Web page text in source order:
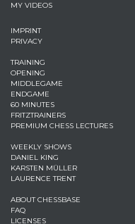
MY VIDEOS
IMPRINT
PRIVACY
TRAINING
OPENING
MIDDLEGAME
ENDGAME
60 MINUTES
FRITZTRAINERS
PREMIUM CHESS LECTURES
WEEKLY SHOWS
DANIEL KING
KARSTEN MÜLLER
LAURENCE TRENT
ABOUT CHESSBASE
FAQ
LICENSES